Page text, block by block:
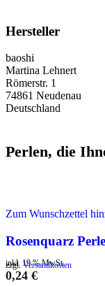
Hersteller
baoshi
Martina Lehnert
Römerstr. 1
74861 Neudenau
Deutschland
Perlen, die
Zum Wunschzettel
Rosenquarz
inkl. 19 % MwSt.
zzgl. Versandkosten
0,24 €